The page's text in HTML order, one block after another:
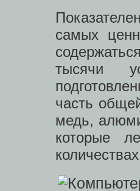
самых
тысячи
часть
медь,
которые